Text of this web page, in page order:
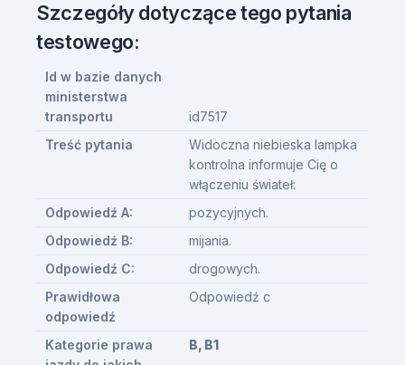
Szczegóły dotyczące tego pytania
testowego:
Id w bazie danych
ministerstwa
transportu
id7517
Treść pytania
Widoczna niebieska lampka
kontrolna informuje Cię o
włączeniu świateł:
Odpowiedź A:
pozycyjnych.
Odpowiedź B:
mijania.
Odpowiedź C:
drogowych.
Prawidłowa
odpowiedź
Odpowiedź c
Kategorie prawa
B, B1